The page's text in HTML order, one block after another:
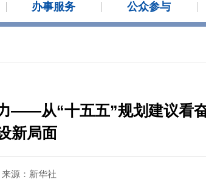
办事服务 公众参与
——从“十五五”规划建议看
新局面
来源： 新华社